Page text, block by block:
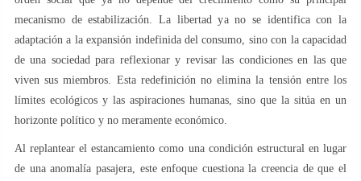
mecanismo de estabilización. La libertad ya no se identifica con la
adaptación a la expansión indefinida del consumo, sino con la capacidad
de una sociedad para reflexionar y revisar las condiciones en las que
viven sus miembros. Esta redefinición no elimina la tensión entre los
límites ecológicos y las aspiraciones humanas, sino que la sitúa en un
horizonte político y no meramente económico.
Al replantear el estancamiento como una condición estructural en lugar
de una anomalía pasajera, este enfoque cuestiona la creencia de que el